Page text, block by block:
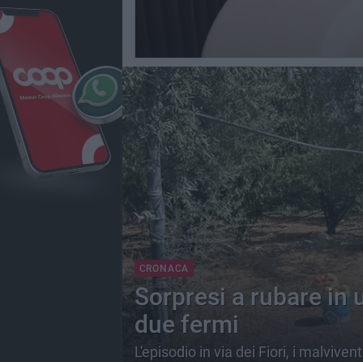
CRONACA
Sorpresi a rubare in
due fermi
L'episodio in via dei Fiori, i